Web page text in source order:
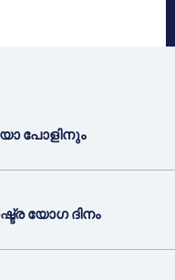
പോളിനും
യോഗ ദിനം